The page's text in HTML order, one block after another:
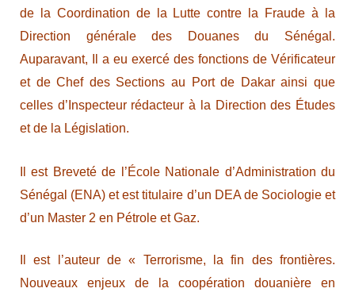
de la Coordination de la Lutte contre la Fraude à la
Direction générale des Douanes du Sénégal.
Auparavant, Il a eu exercé des fonctions de Vérificateur
et de Chef des Sections au Port de Dakar ainsi que
celles d’Inspecteur rédacteur à la Direction des Études
et de la Législation.
Il est Breveté de l’École Nationale d’Administration du
Sénégal (ENA) et est titulaire d’un DEA de Sociologie et
d’un Master 2 en Pétrole et Gaz.
Il est l’auteur de « Terrorisme, la fin des frontières.
Nouveaux enjeux de la coopération douanière en